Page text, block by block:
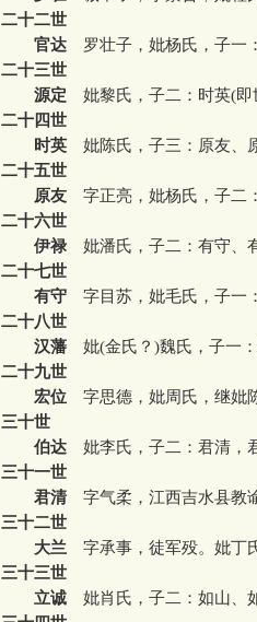
二十二世
官达 罗壮子，妣杨氏，子一
二十三世
源定 妣黎氏，子二：时英(即
二十四世
时英 妣陈氏，子三：原友、
二十五世
原友 字正亮，妣杨氏，子二
二十六世
伊禄 妣潘氏，子二：有守、
二十七世
有守 字目苏，妣毛氏，子一
二十八世
汉藩 妣(金氏？)魏氏，子一
二十九世
宏位 字思德，妣周氏，继妣
三十世
伯达 妣李氏，子二：君清，
三十一世
君清 字气柔，江西吉水县教
三十二世
大兰 字承事，徒军殁。妣丁
三十三世
立诚 妣肖氏，子二：如山、